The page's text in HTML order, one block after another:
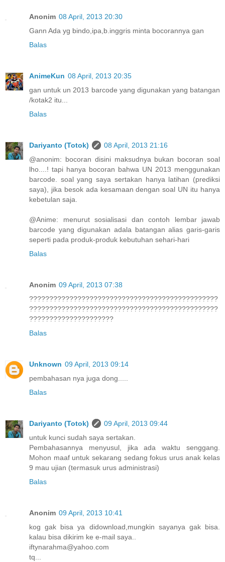
Anonim 08 April, 2013 20:30
Gann Ada yg bindo,ipa,b.inggris minta bocorannya gan
Balas
AnimeKun 08 April, 2013 20:35
gan untuk un 2013 barcode yang digunakan yang batangan
/kotak2 itu...
Balas
Dariyanto (Totok)
08 April, 2013 21:16
@anonim: bocoran disini maksudnya bukan bocoran soal
lho....! tapi hanya bocoran bahwa UN 2013 menggunakan
barcode. soal yang saya sertakan hanya latihan (prediksi
saya), jika besok ada kesamaan dengan soal UN itu hanya
kebetulan saja.
@Anime: menurut sosialisasi dan contoh lembar jawab
barcode yang digunakan adala batangan alias garis-garis
seperti pada produk-produk kebutuhan sehari-hari
Balas
Anonim 09 April, 2013 07:38
???????????????????????????????????????????????
???????????????????????????????????????????????
?????????????????????
Balas
Unknown 09 April, 2013 09:14
pembahasan nya juga dong.....
Balas
Dariyanto (Totok)
09 April, 2013 09:44
untuk kunci sudah saya sertakan.
Pembahasannya menyusul, jika ada waktu senggang.
Mohon maaf untuk sekarang sedang fokus urus anak kelas
9 mau ujian (termasuk urus administrasi)
Balas
Anonim 09 April, 2013 10:41
kog gak bisa ya didownload,mungkin sayanya gak bisa.
kalau bisa dikirim ke e-mail saya..
iftynarahma@yahoo.com
tq...